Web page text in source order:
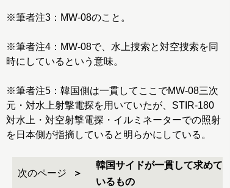
※筆者注3：MW-08のこと。
※筆者注4：MW-08で、水上捜索と対空捜索を同
時にしているという意味。
※筆者注5：韓国側は一貫してここでMW-08三次
元・対水上射撃電探を用いていたが、STIR-180
対水上・対空射撃電探・イルミネーターでの照射
を日本側が指摘していると明らかにしている。
次のページ
韓国サイドが一貫して求めて
いるもの